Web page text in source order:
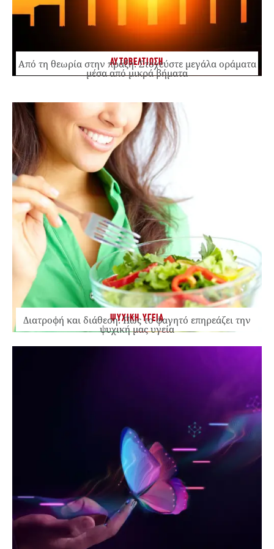
ΑΥΤΟΒΕΛΤΙΩΣΗ
Από τη θεωρία στην πράξη: Στοχεύστε μεγάλα οράματα
μέσα από μικρά βήματα
ΨΥΧΙΚΗ ΥΓΕΙΑ
Διατροφή και διάθεση: Πώς το φαγητό επηρεάζει την
ψυχική μας υγεία